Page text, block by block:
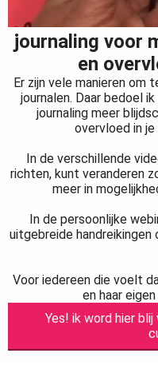
journaling voor
en
Er zijn vele manieren om
journalen. Daar bedoel
journaling meer
overvloed in
In de verschillende
richten, kunt veranderen
meer in
In de persoonlijke
uitgebreide handreikingen
Voor iedereen die voelt
en haar
Yes! ik word hier